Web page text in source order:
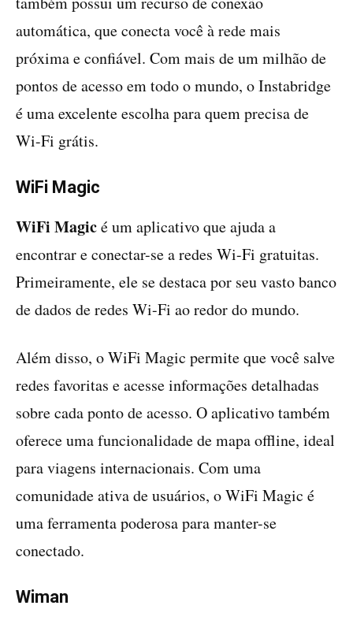
automática, que conecta você à rede mais
próxima e confiável. Com mais de um milhão de
pontos de acesso em todo o mundo, o Instabridge
é uma excelente escolha para quem precisa de
Wi-Fi grátis.
WiFi Magic
WiFi Magicé um aplicativo que ajuda a
encontrar e conectar-se a redes Wi-Fi gratuitas.
Primeiramente, ele se destaca por seu vasto banco
de dados de redes Wi-Fi ao redor do mundo.
Além disso, o WiFi Magic permite que você salve
redes favoritas e acesse informações detalhadas
sobre cada ponto de acesso. O aplicativo também
oferece uma funcionalidade de mapa offline, ideal
para viagens internacionais. Com uma
comunidade ativa de usuários, o WiFi Magic é
uma ferramenta poderosa para manter-se
conectado.
Wiman